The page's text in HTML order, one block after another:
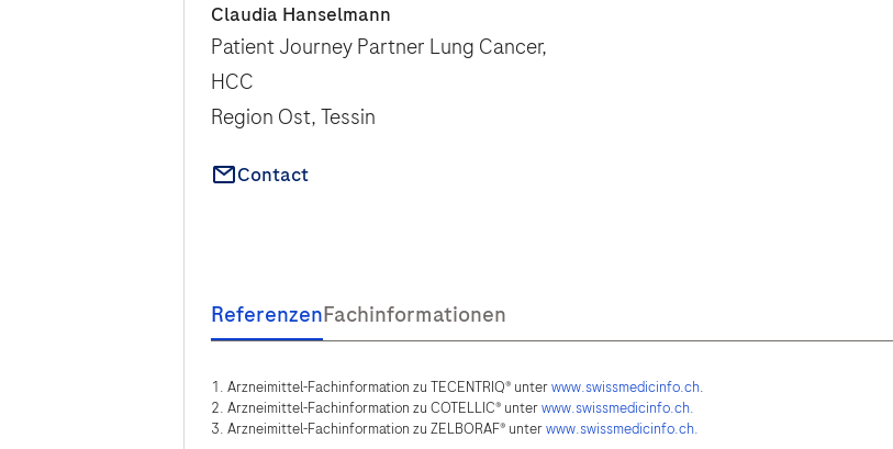
Claudia Hanselmann
Patient Journey Partner Lung Cancer,
HCC
Region Ost, Tessin
Contact
Arzneimittel-Fachinformation zu TECENTRIQ® unterwww.swissmedicinfo.ch.
Arzneimittel-Fachinformation zu COTELLIC® unterwww.swissmedicinfo.ch.
Arzneimittel-Fachinformation zu ZELBORAF® unterwww.swissmedicinfo.ch.